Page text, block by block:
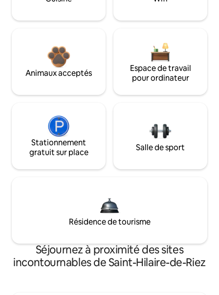
Animaux acceptés
Espace de travail
pour ordinateur
Stationnement
gratuit sur place
Salle de sport
Résidence de tourisme
Séjournez à proximité des sites
incontournables de Saint-Hilaire-de-Riez